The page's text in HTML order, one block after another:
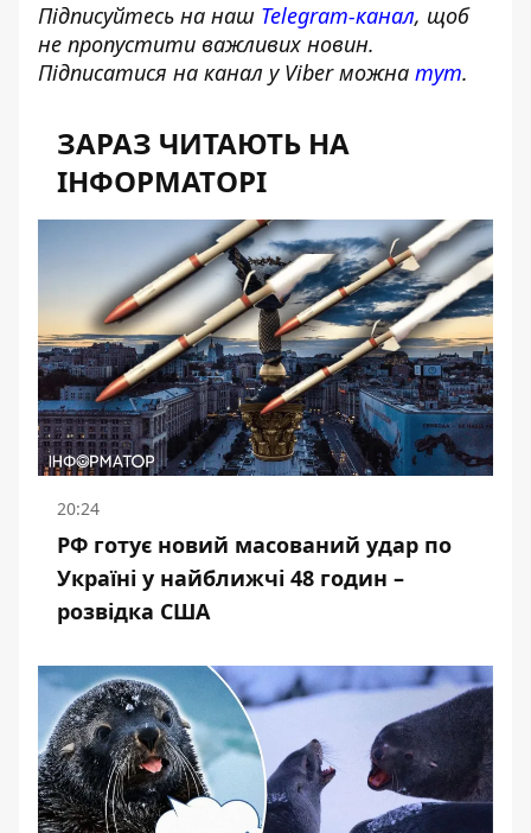
Підписуйтесь на наш Telegram-канал, щоб
не пропустити важливих новин.
Підписатися на канал у Viber можна тут.
ЗАРАЗ ЧИТАЮТЬ НА
ІНФОРМАТОРІ
20:24
РФ готує новий масований удар по
Україні у найближчі 48 годин –
розвідка США